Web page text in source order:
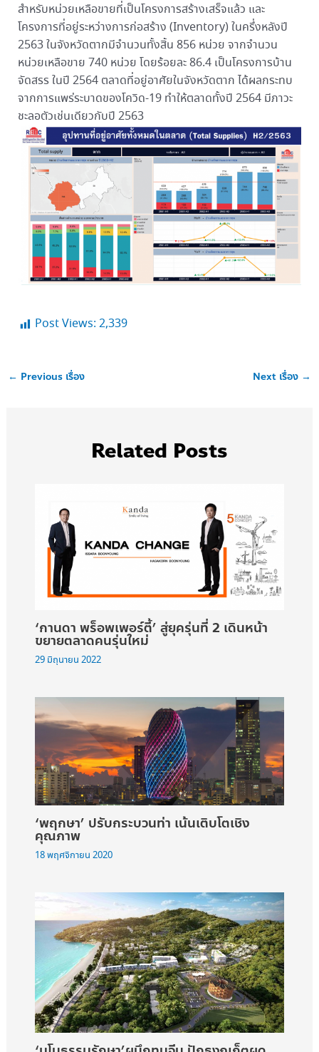
สำหรับหน่วยเหลือขายที่เป็นโครงการสร้างเสร็จแล้ว และ
โครงการที่อยู่ระหว่างการก่อสร้าง (Inventory) ในครึ่งหลังปี
2563 ในจังหวัดตากมีจำนวนทั้งสิ้น 856 หน่วย จากจำนวน
หน่วยเหลือขาย 740 หน่วย โดยร้อยละ 86.4 เป็นโครงการบ้าน
จัดสรร ในปี 2564 ตลาดที่อยู่อาศัยในจังหวัดตาก ได้ผลกระทบ
จากการแพร่ระบาดของโควิด-19 ทำให้ตลาดทั้งปี 2564 มีภาวะ
ชะลอตัวเช่นเดียวกับปี 2563
Post Views: 2,339
← Previous เรื่อง Next เรื่อง →
Related Posts
‘กานดา พร็อพเพอร์ตี้’ สู่ยุครุ่นที่ 2 เดินหน้า
ขยายตลาดคนรุ่นใหม่
29 มิถุนายน 2022
‘พฤกษา’ ปรับกระบวนท่า เน้นเติบโตเชิง
คุณภาพ
18 พฤศจิกายน 2020